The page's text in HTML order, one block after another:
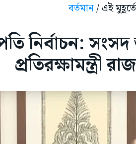
বর্তমান/ এই মুহূর্তে
নির্বাচন:
প্রতিরক্ষামন্ত্রী